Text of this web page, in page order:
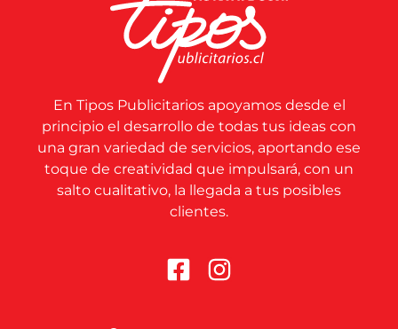
En Tipos Publicitarios apoyamos desde el
principio el desarrollo de todas tus ideas con
una gran variedad de servicios, aportando ese
toque de creatividad que impulsará, con un
salto cualitativo, la llegada a tus posibles
clientes.